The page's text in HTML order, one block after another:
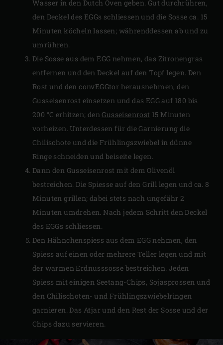
Wasser in den Dutch Oven geben. Gut durchrühren,
den Deckel des EGGs schliessen und die Sosse ca. 15
Minuten köcheln lassen; währenddessen ab und zu
umrühren.
Die Sosse aus dem EGG nehmen, das Zitronengras
entfernen und den Deckel auf den Topf legen. Den
Rost und den convEGGtor herausnehmen, den
Gusseisenrost einsetzen und das EGG auf 180 bis
200 °C erhitzen; denGusseisenrost 15 Minuten
vorheizen. Unterdessen für die Garnierung die
Chilischote und die Frühlingszwiebel in dünne
Ringe schneiden und beiseite legen.
Dann den Gusseisenrost mit dem Olivenöl
bestreichen. Die Spiesse auf den Grill legen und ca. 8
Minuten grillen; dabei stets nach ungefähr 2
Minuten umdrehen. Nach jedem Schritt den Deckel
des EGGs schliessen.
Den Hähnchenspiess aus dem EGG nehmen, den
Spiess auf einen oder mehrere Teller legen und mit
der warmen Erdnusssosse bestreichen. Jeden
Spiess mit einigen Seetang-Chips, Sojasprossen und
den Chilischoten- und Frühlingszwiebelringen
garnieren. Das Atjar und den Rest der Sosse und der
Chips dazu servieren.